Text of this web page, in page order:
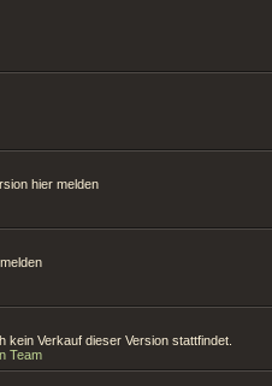
hier melden
kein Verkauf dieser Version stattfindet.
Team